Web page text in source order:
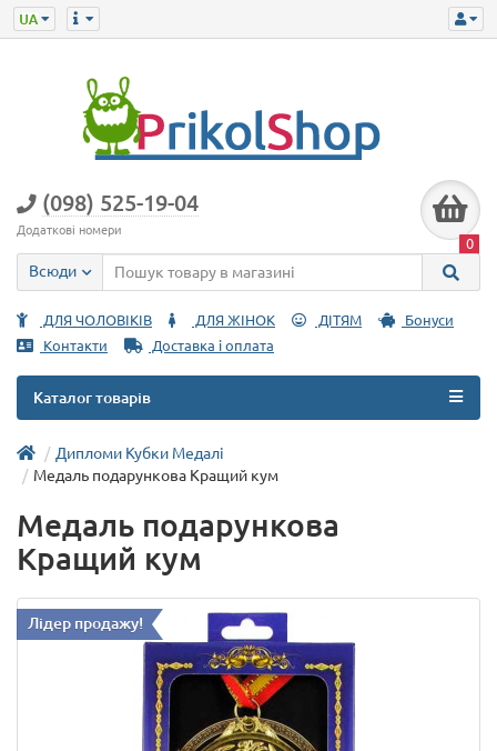
(098) 525-19-04
Додаткові номери
0
Всюди
ДЛЯ ЧОЛОВІКІВ ДЛЯ ЖІНОК ДІТЯМ
Бонуси
Контакти
Доставка і оплата
Каталог товарів
Дипломи Кубки Медалі
Медаль подарункова Кращий кум
Медаль подарункова
Кращий кум
Лідер продажу!